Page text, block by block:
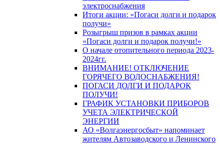
электроснабжения
Итоги акции: «Погаси долги и подарок
получи»
Розыгрыш призов в рамках акции
«Погаси долги и подарок получи!»
О начале отопительного периода 2023-
2024гг.
ВНИМАНИЕ! ОТКЛЮЧЕНИЕ
ГОРЯЧЕГО ВОДОСНАБЖЕНИЯ!
ПОГАСИ ДОЛГИ И ПОДАРОК
ПОЛУЧИ!
ГРАФИК УСТАНОВКИ ПРИБОРОВ
УЧЕТА ЭЛЕКТРИЧЕСКОЙ
ЭНЕРГИИ
АО «Волгаэнергосбыт» напоминает
жителям Автозаводского и Ленинского